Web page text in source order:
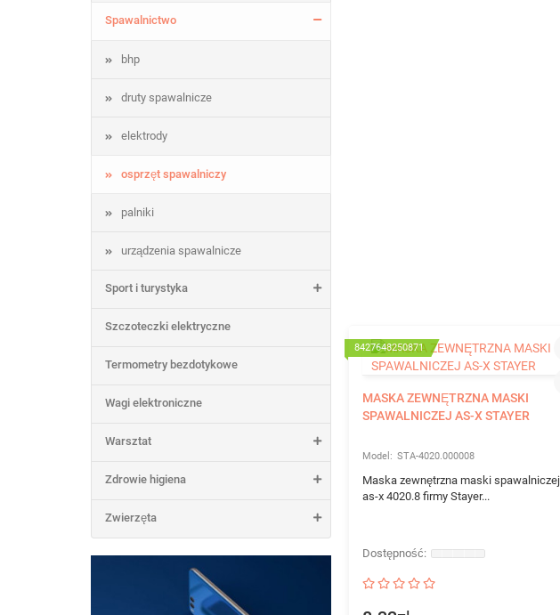
Spawalnictwo
bhp
druty spawalnicze
elektrody
osprzęt spawalniczy
palniki
urządzenia spawalnicze
Sport i turystyka
Szczoteczki elektryczne
Termometry bezdotykowe
Wagi elektroniczne
Warsztat
Zdrowie higiena
Zwierzęta
8427648250871
MASKA ZEWNĘTRZNA MASKI
SPAWALNICZEJ AS-X STAYER
STA-4020.000008
Maska zewnętrzna maski spawalniczej
as-x 4020.8 firmy Stayer...